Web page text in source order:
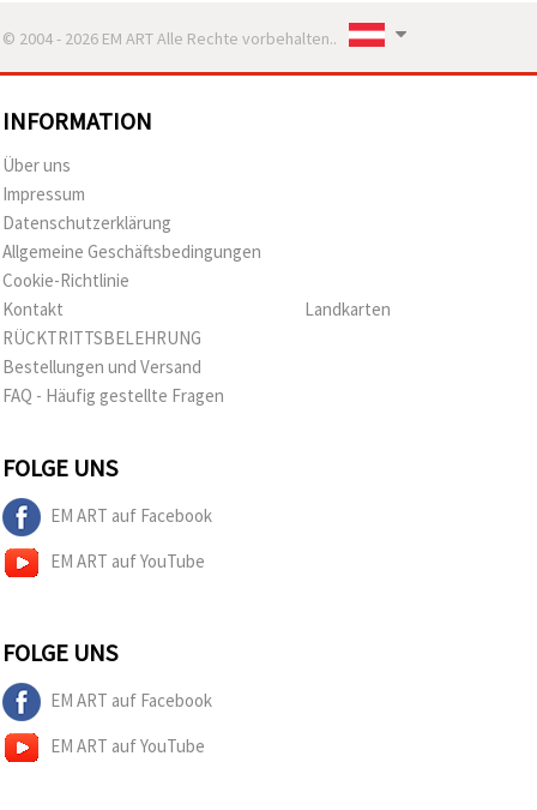
© 2004 - 2026 EM ART Alle Rechte vorbehalten..
INFORMATION
Über uns
Impressum
Datenschutzerklärung
Allgemeine Geschäftsbedingungen
Cookie-Richtlinie
Kontakt
RÜCKTRITTSBELEHRUNG
Bestellungen und Versand
FAQ - Häufig gestellte Fragen
Landkarten
FOLGE UNS
EM ART auf Facebook
EM ART auf YouTube
FOLGE UNS
EM ART auf Facebook
EM ART auf YouTube